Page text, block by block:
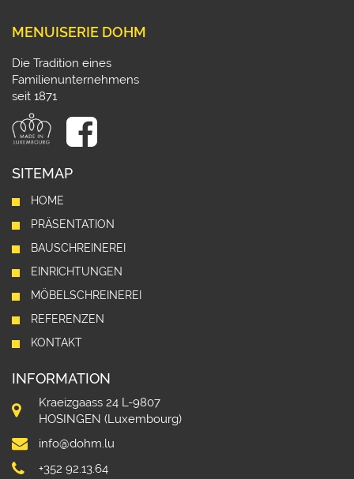
MENUISERIE DOHM
Die Tradition eines
Familienunternehmens
seit 1871
SITEMAP
HOME
PRÄSENTATION
BAUSCHREINEREI
EINRICHTUNGEN
MÖBELSCHREINEREI
REFERENZEN
KONTAKT
INFORMATION
Kraeizgaass 24 L-9807
HOSINGEN (Luxembourg)
info@dohm.lu
+352 92.13.64